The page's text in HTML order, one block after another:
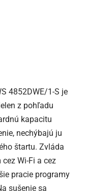
4852DWE/1-S je
z pohľadu
kapacitu
nechýbajú ju
štartu. Zvláda
Wi-Fi a cez
pracie programy
sušenie sa